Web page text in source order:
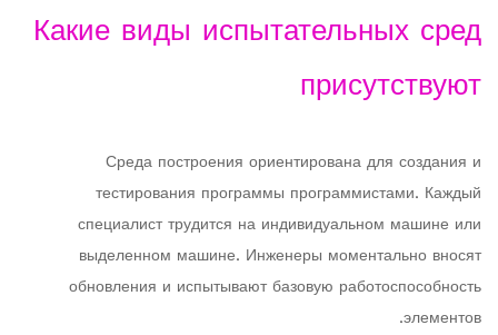
Какие виды испытательных сред
присутствуют
Среда построения ориентирована для создания и
тестирования программы программистами. Каждый
специалист трудится на индивидуальном машине или
выделенном машине. Инженеры моментально вносят
обновления и испытывают базовую работоспособность
элементов.